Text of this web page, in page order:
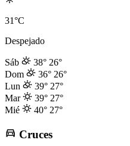
31°C
Despejado
Sáb 38° 26°
Dom
36° 26°
Lun
39° 27°
Mar
39° 27°
Mié
40° 27°
Cruces